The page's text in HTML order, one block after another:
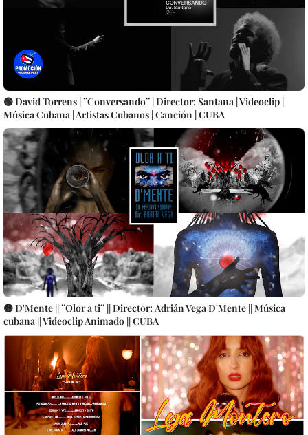
🟢 David Torrens | ¨Conversando¨ | Director: Santana | Videoclip |
Música Cubana | Artistas Cubanos | Canción | CUBA
🟡 D'Mente || ¨Olor a ti¨ || Director: Adrián Vega D'Mente || Música
cubana || Videoclip Animado || CUBA